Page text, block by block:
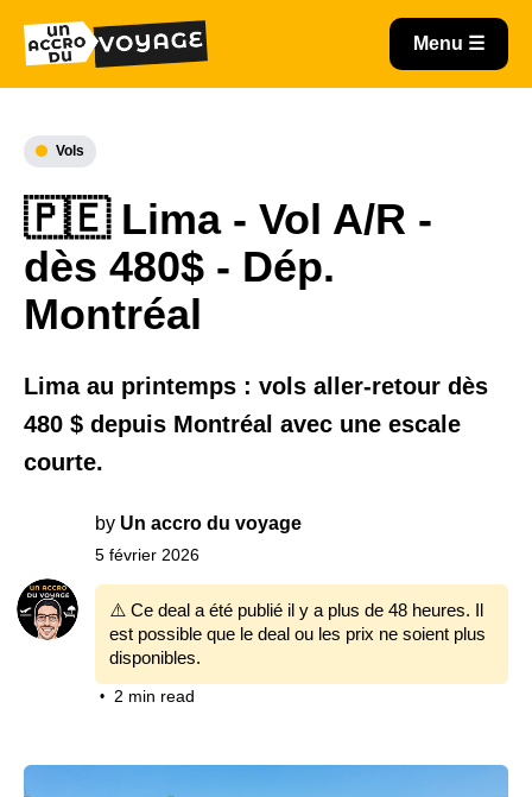
Vols
🇵🇪 Lima - Vol A/R -
dès 480$ - Dép.
Montréal
Lima au printemps : vols aller-retour dès
480 $ depuis Montréal avec une escale
courte.
by Un accro du voyage
5 février 2026
⚠️ Ce deal a été publié il y a plus de 48 heures. Il
est possible que le deal ou les prix ne soient plus
disponibles.
• 2 min read